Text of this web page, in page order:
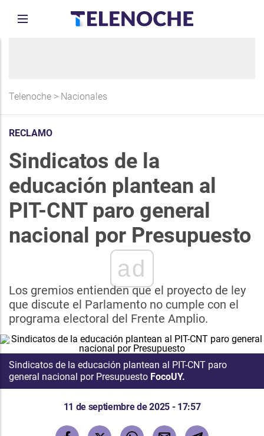
Telenoche > Nacionales
RECLAMO
Sindicatos de la
educación plantean al
PIT-CNT paro general
nacional por Presupuesto
ad
Los gremios entienden que el proyecto de ley
que discute el Parlamento no cumple con el
programa electoral del Frente Amplio.
Sindicatos de la educación plantean al PIT-CNT paro
general nacional por Presupuesto FocoUY.
11 de septiembre de 2025 - 17:57